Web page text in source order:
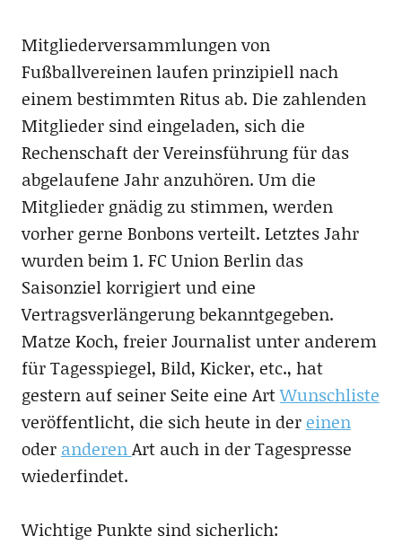
Mitgliederversammlungen von
Fußballvereinen laufen prinzipiell nach
einem bestimmten Ritus ab. Die zahlenden
Mitglieder sind eingeladen, sich die
Rechenschaft der Vereinsführung für das
abgelaufene Jahr anzuhören. Um die
Mitglieder gnädig zu stimmen, werden
vorher gerne Bonbons verteilt. Letztes Jahr
wurden beim 1. FC Union Berlin das
Saisonziel korrigiert und eine
Vertragsverlängerung bekanntgegeben.
Matze Koch, freier Journalist unter anderem
für Tagesspiegel, Bild, Kicker, etc., hat
gestern auf seiner Seite eine ArtWunschliste
veröffentlicht, die sich heute in der einen
oder anderenArt auch in der Tagespresse
wiederfindet.
Wichtige Punkte sind sicherlich: